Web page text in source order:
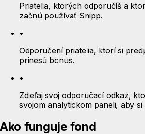
Priatelia, ktorých odporučíš a
začnú používať Snipp.
•
Odporučení priatelia, ktorí si
prinesú bonus.
•
Zdieľaj svoj odporúčací odkaz,
svojom analytickom paneli, aby
Ako funguje fond